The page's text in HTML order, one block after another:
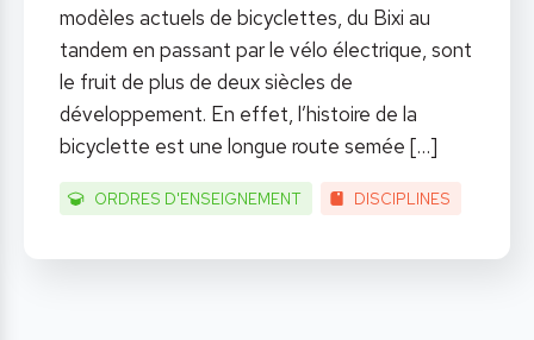
modèles actuels de bicyclettes, du Bixi au
tandem en passant par le vélo électrique, sont
le fruit de plus de deux siècles de
développement. En effet, l’histoire de la
bicyclette est une longue route semée […]
ORDRES D'ENSEIGNEMENT DISCIPLINES